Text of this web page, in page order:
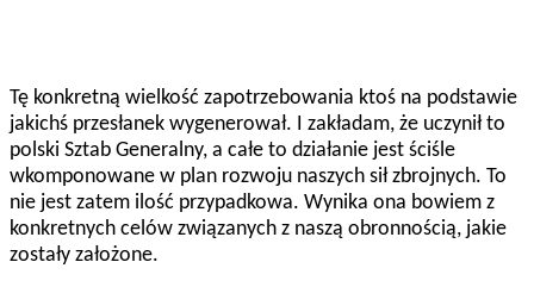
Tę konkretną wielkość zapotrzebowania ktoś na podstawie
jakichś przesłanek wygenerował. I zakładam, że uczynił to
polski Sztab Generalny, a całe to działanie jest ściśle
wkomponowane w plan rozwoju naszych sił zbrojnych. To
nie jest zatem ilość przypadkowa. Wynika ona bowiem z
konkretnych celów związanych z naszą obronnością, jakie
zostały założone.